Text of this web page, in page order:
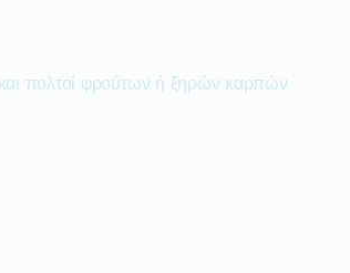
πολτοί φρούτων ή ξηρών καρπών